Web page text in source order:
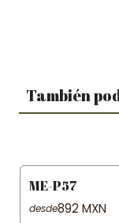
También
ME-P57
desde892 MXN